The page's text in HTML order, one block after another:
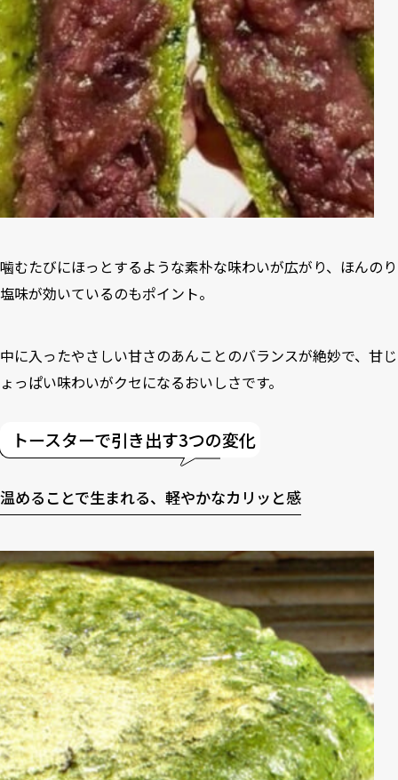
噛むたびにほっとするような素朴な味わいが広がり、ほんのり
塩味が効いているのもポイント。
中に入ったやさしい甘さのあんことのバランスが絶妙で、甘じ
ょっぱい味わいがクセになるおいしさです。
トースターで引き出す3つの変化
温めることで生まれる、軽やかなカリッと感